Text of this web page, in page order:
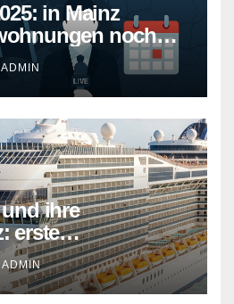
in Mainz
noch
ADMIN
ihre
erste
gehen neue
ADMIN